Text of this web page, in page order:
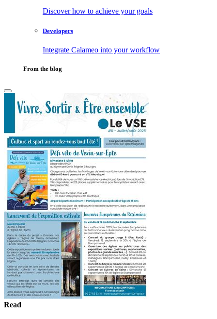
Discover how to achieve your goals
Developers
Integrate Calameo into your workflow
From the blog
Read